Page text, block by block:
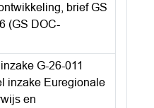
brief GS
(GS DOC-
G-26-011
inzake Euregionale
en